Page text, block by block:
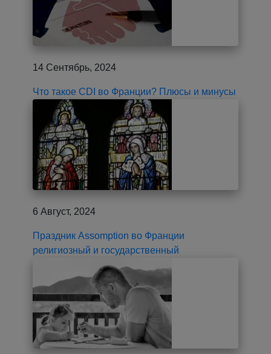
14 Сентябрь, 2024
Что такое CDI во Франции? Плюсы и минусы
6 Август, 2024
Праздник Assomption во Франции
религиозный и государственный